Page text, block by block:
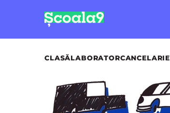
CLASĂLABORATORCANCELARIE